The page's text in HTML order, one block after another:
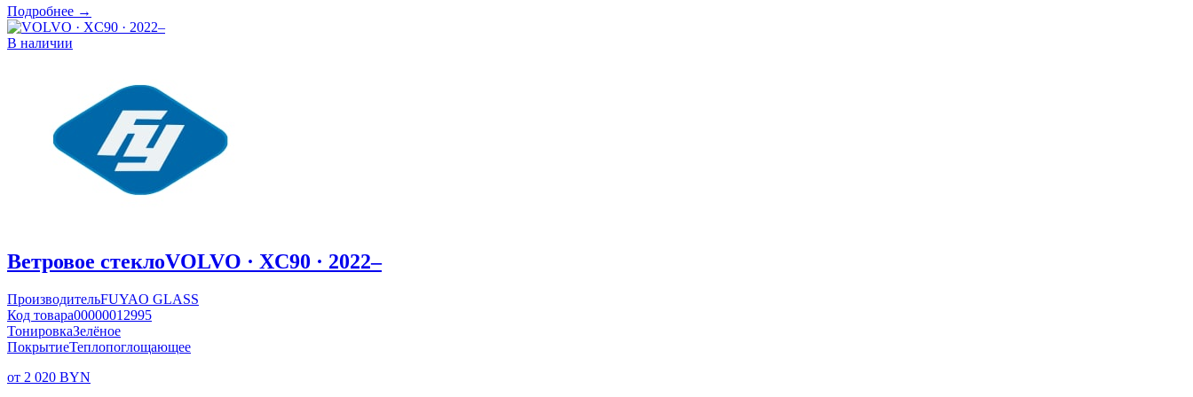
Подробнее →
В наличии
Ветровое стеклоVOLVO · XC90 · 2022–
ПроизводительFUYAO GLASS
Код товара00000012995
ТонировкаЗелёное
ПокрытиеТеплопоглощающее
от 2 020 BYN